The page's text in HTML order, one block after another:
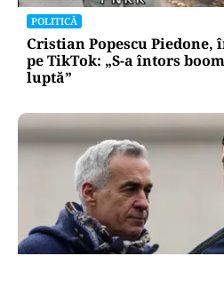
POLITICĂ
Cristian Popescu
pe TikTok: „S-a întors
luptă”